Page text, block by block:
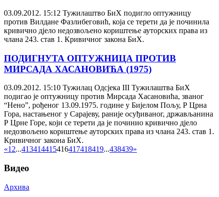
03.09.2012. 15:12 Тужилаштво БиХ подигло оптужницу
против Вилдане Фазлибеговић, која се терети да је починила
кривично дјело недозвољено кориштење ауторских права из
члана 243. став 1. Кривичног закона БиХ.
ПОДИГНУТА ОПТУЖНИЦА ПРОТИВ
МИРСАДА ХАСАНОВИЋА (1975)
03.09.2012. 15:10 Тужилац Одсјека III Тужилаштва БиХ
подигао је оптужницу против Мирсада Хасановића, званог
“Нено”, рођеног 13.09.1975. године у Бијелом Пољу, Р Црна
Гора, настањеног у Сарајеву, раније осуђиваног, држављанина
Р Црне Горе, који се терети да је починио кривично дјело
недозвољено кориштење ауторских права из члана 243. став 1.
Кривичног закона БиХ.
«12...413414415416417418419...438439»
Видео
Архива